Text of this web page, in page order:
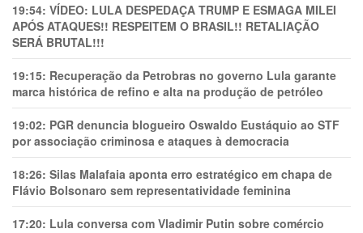
19:54: VÍDEO: LULA DESPEDAÇA TRUMP E ESMAGA MILEI
APÓS ATAQUES!! RESPEITEM O BRASIL!! RETALIAÇÃO
SERÁ BRUTAL!!!
19:15: Recuperação da Petrobras no governo Lula garante
marca histórica de refino e alta na produção de petróleo
19:02: PGR denuncia blogueiro Oswaldo Eustáquio ao STF
por associação criminosa e ataques à democracia
18:26: Silas Malafaia aponta erro estratégico em chapa de
Flávio Bolsonaro sem representatividade feminina
17:20: Lula conversa com Vladimir Putin sobre comércio